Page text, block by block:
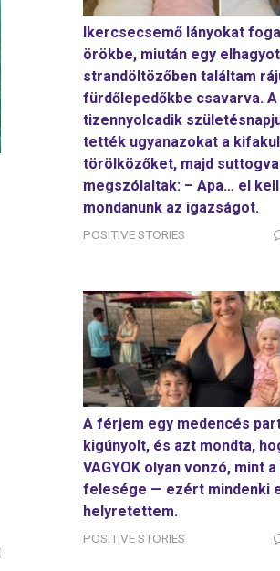
Ikercsecsemő lányokat
örökbe, miután egy
strandöltözőben találtam
fürdőlepedőkbe csavarva. A
tizennyolcadik
tették ugyanazokat a
törölközőket, majd suttogva
megszólaltak: – Apa… el kell
mondanunk az igazságot.
POSITIVE STORIES
A férjem egy medencés
kigúnyolt, és azt mondta,
VAGYOK olyan vonzó, mint
felesége — ezért mindenki
helyretettem.
POSITIVE STORIES